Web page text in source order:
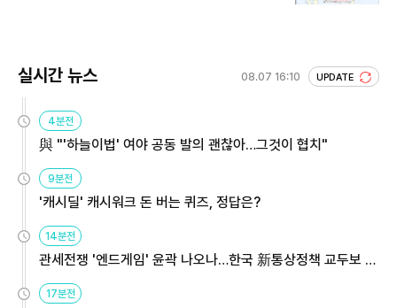
실시간 뉴스 08.07 16:10 UPDATE
4분전
與 "'하늘이법' 여야 공동 발의 괜찮아…그것이 협치"
9분전
'캐시딜' 캐시워크 돈 버는 퀴즈, 정답은?
14분전
관세전쟁 '엔드게임' 윤곽 나오나…한국 新통상정책 교두보 활
용해야
17분전